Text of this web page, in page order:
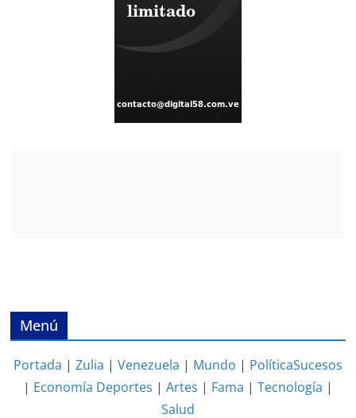
Menú
Portada | Zulia | Venezuela | Mundo | PolíticaSucesos
| Economía Deportes | Artes | Fama | Tecnología |
Salud